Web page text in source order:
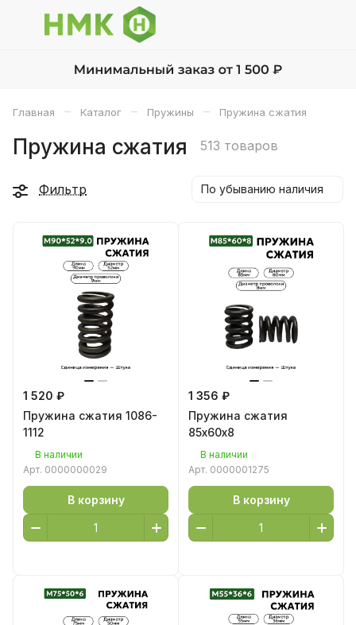
Главная – Каталог – Пружины – Пружина сжатия
Пружина сжатия 513 товаров
Фильтр По убыванию наличия
1 520 ₽
Пружина сжатия 1086-
1112
В наличии
Арт. 0000000029
В корзину
1 356 ₽
Пружина сжатия
85х60х8
В наличии
Арт. 0000001275
В корзину